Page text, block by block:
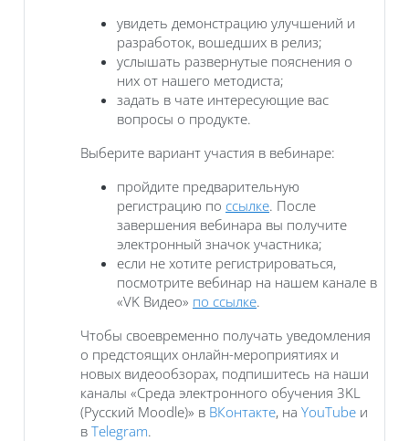
увидеть демонстрацию улучшений и
разработок, вошедших в релиз;
услышать развернутые пояснения о
них от нашего методиста;
задать в чате интересующие вас
вопросы о продукте.
Выберите вариант участия в вебинаре:
пройдите предварительную
регистрацию по ссылке. После
завершения вебинара вы получите
электронный значок участника;
если не хотите регистрироваться,
посмотрите вебинар на нашем канале в
«VK Видео» по ссылке.
Чтобы своевременно получать уведомления
о предстоящих онлайн-мероприятиях и
новых видеообзорах, подпишитесь на наши
каналы «Среда электронного обучения 3KL
(Русский Moodle)» в ВКонтакте, на YouTube и
в Telegram.